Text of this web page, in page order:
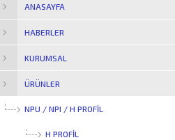
ANASAYFA
HABERLER
KURUMSAL
ÜRÜNLER
NPU / NPI / H PROFİL
H PROFIL